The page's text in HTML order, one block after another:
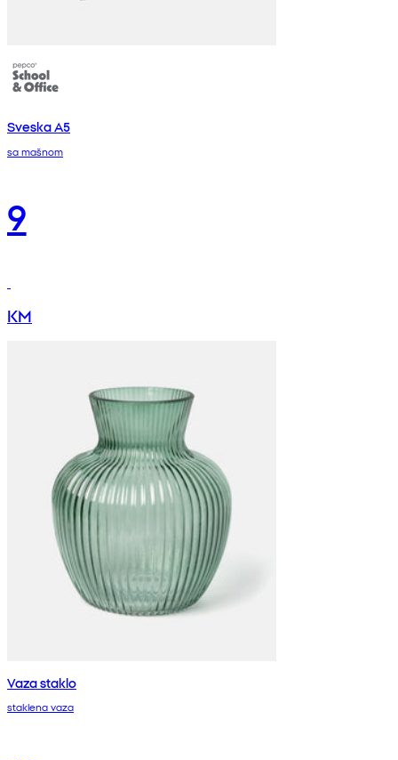
Sveska A5
sa mašnom
9
KM
Vaza staklo
staklena vaza